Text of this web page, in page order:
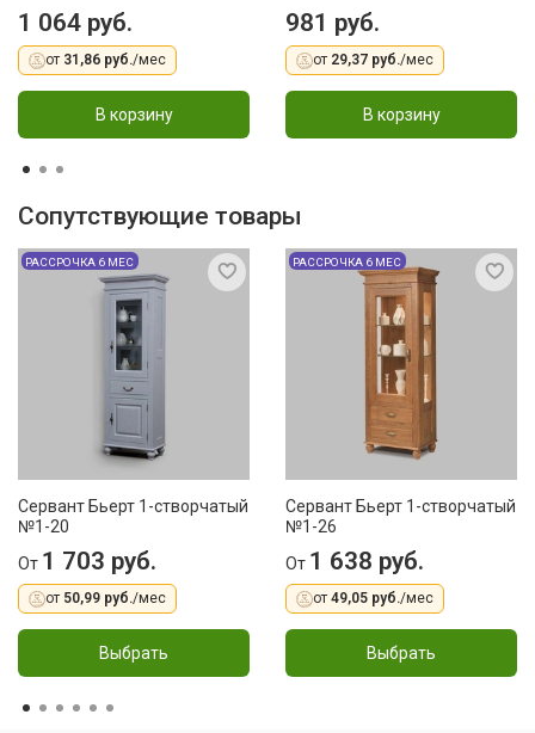
1 064 руб.
от 31,86 руб./мес
В корзину
981 руб.
от 29,37 руб./мес
В корзину
Сопутствующие товары
РАССРОЧКА 6 МЕС
Сервант Бьерт 1-створчатый
№1-20
От 1 703 руб.
от 50,99 руб./мес
Выбрать
РАССРОЧКА 6 МЕС
Сервант Бьерт 1-створчатый
№1-26
От 1 638 руб.
от 49,05 руб./мес
Выбрать